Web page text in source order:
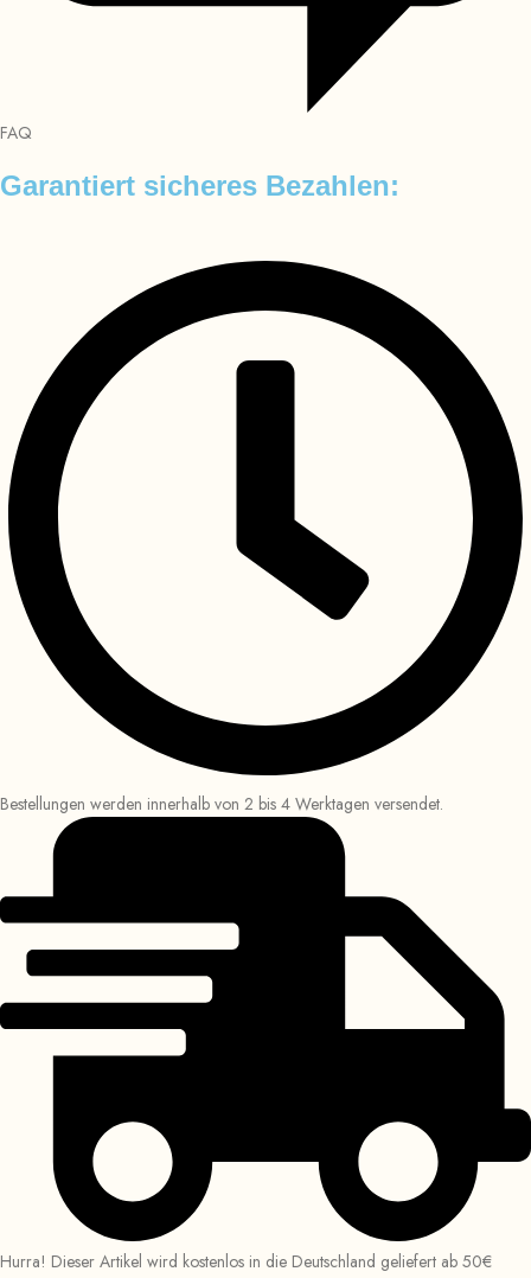
FAQ
Garantiert sicheres Bezahlen:
Bestellungen werden innerhalb von 2 bis 4 Werktagen versendet.
Hurra! Dieser Artikel wird kostenlos in die Deutschland geliefert ab 50€